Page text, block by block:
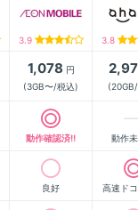
3.9 3.8
1,078 円
(3GB〜/税込)
動作確認済!! 動作
良好 高速ド